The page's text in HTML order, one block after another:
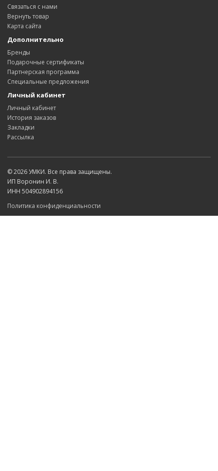
Связаться с нами
Вернуть товар
Карта сайта
Дополнительно
Бренды
Подарочные сертификаты
Партнерская программа
Специальные предложения
Личный кабинет
Личный кабинет
История заказов
Закладки
Рассылка
© 2026 УМКИ. Все права защищены.
ИП Воронин И. В.
ИНН 504902894156
Политика конфиденциальности